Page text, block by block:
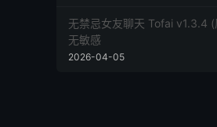
无禁忌女友聊天 Tofai v1.3.4
无敏感
2026-04-05